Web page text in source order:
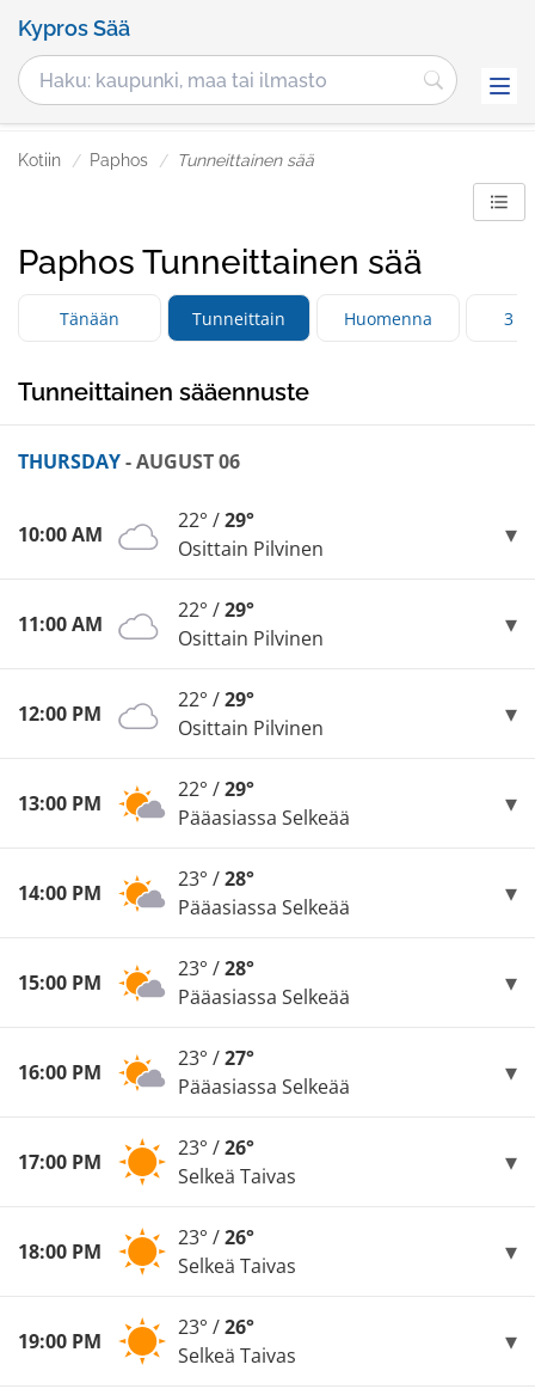
Kypros Sää
Kotiin Paphos Tunneittainen sää
Paphos Tunneittainen sää
Tänään Tunneittain Huomenna 3
Tunneittainen sääennuste
THURSDAY- AUGUST 06
10:00 AM
22° /29°
Osittain Pilvinen
11:00 AM
22° /29°
Osittain Pilvinen
12:00 PM
22° /29°
Osittain Pilvinen
13:00 PM
22° /29°
Pääasiassa Selkeää
14:00 PM
23° /28°
Pääasiassa Selkeää
15:00 PM
23° /28°
Pääasiassa Selkeää
16:00 PM
23° /27°
Pääasiassa Selkeää
17:00 PM
23° /26°
Selkeä Taivas
18:00 PM
23° /26°
Selkeä Taivas
19:00 PM
23° /26°
Selkeä Taivas